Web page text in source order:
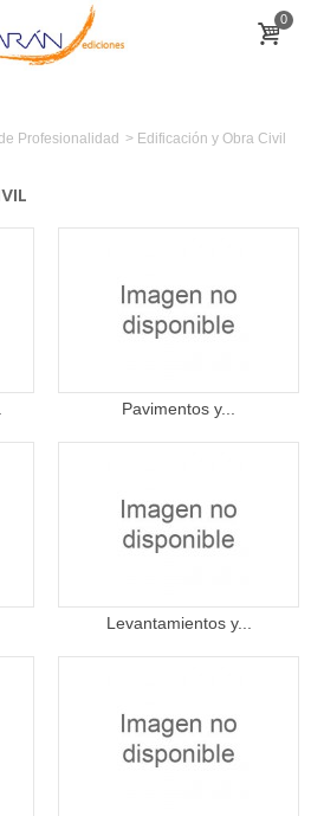
0
Profesionalidad > Edificación y Obra Civil
Pavimentos y...
Levantamientos y...